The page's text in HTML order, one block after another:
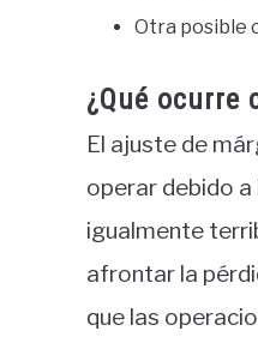
Otra posible
¿Qué ocurre
El ajuste de
operar debido
igualmente
afrontar la
que las